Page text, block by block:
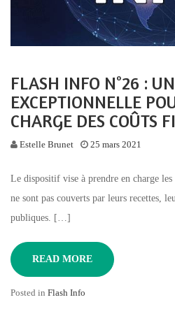
FLASH INFO N°26 :
EXCEPTIONNELLE
CHARGE DES COÛTS
Estelle Brunet 25 mars 2021
Le dispositif vise à prendre en charge
ne sont pas couverts par leurs recettes,
publiques. […]
READ MORE
Posted in Flash Info